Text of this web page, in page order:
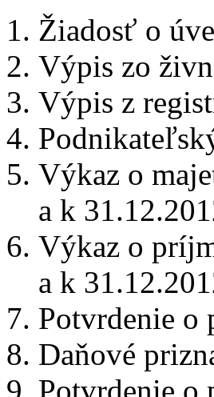
Žiadosť o
Výpis zo
Výpis z
Výkaz o
a k
Výkaz o
a k
Potvrdenie o
Daňové